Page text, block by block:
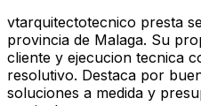
vtarquitectotecnico presta
provincia de Malaga. Su
cliente y ejecucion tecnica
resolutivo. Destaca por
soluciones a medida y